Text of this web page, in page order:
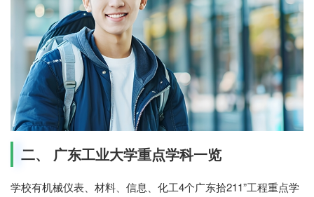
二、 广东工业大学重点学科一览
学校有机械仪表、材料、信息、化工4个广东拾211”工程重点学